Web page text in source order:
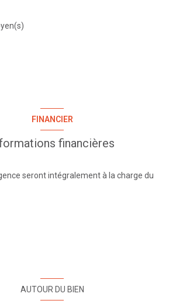
FINANCIER
financières
seront intégralement à la charge du
AUTOUR DU BIEN